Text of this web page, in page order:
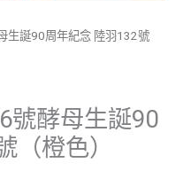
生誕90周年紀念 陸羽132號
號酵母生誕90
（橙色）